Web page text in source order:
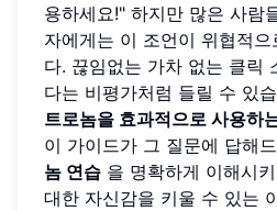
용하세요!" 하지만 많은 사람
자에게는 이 조언이 위협적
다. 끊임없는 가차 없는 클릭
다는 비평가처럼 들릴 수 있
트로놈을 효과적으로 사용하
이 가이드가 그 질문에 답해
놈 연습 을 명확하게 이해시
대한 자신감을 키울 수 있는